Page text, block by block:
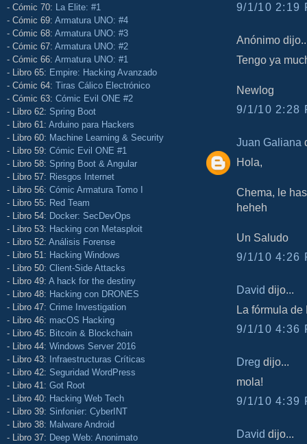
- Cómic 70: La Elite: #1
- Cómic 69: Armatura UNO: #4
- Cómic 68: Armatura UNO: #3
- Cómic 67: Armatura UNO: #2
- Cómic 66: Armatura UNO: #1
- Libro 65: Empire: Hacking Avanzado
- Cómic 64: Tiras Cálico Electrónico
- Cómic 63: Cómic Evil ONE #2
- Libro 62: Spring Boot
- Libro 61: Arduino para Hackers
- Libro 60: Machine Learning & Security
- Libro 59: Cómic Evil ONE #1
- Libro 58: Spring Boot & Angular
- Libro 57: Riesgos Internet
- Libro 56: Cómic Armatura Tomo I
- Libro 55: Red Team
- Libro 54: Docker: SecDevOps
- Libro 53: Hacking con Metasploit
- Libro 52: Análisis Forense
- Libro 51: Hacking Windows
- Libro 50: Client-Side Attacks
- Libro 49: A hack for the destiny
- Libro 48: Hacking con DRONES
- Libro 47: Crime Investigation
- Libro 46: macOS Hacking
- Libro 45: Bitcoin & Blockchain
- Libro 44: Windows Server 2016
- Libro 43: Infraestructuras Críticas
- Libro 42: Seguridad WordPress
- Libro 41: Got Root
- Libro 40: Hacking Web Tech
- Libro 39: Sinfonier: CyberINT
- Libro 38: Malware Android
- Libro 37: Deep Web: Anonimato
9/1/10 2:19
Anónimo
Tengo ya
Newlog
9/1/10 2:28
Juan Galiana
Hola,
Chema, le
heheh
Un Saludo
9/1/10 4:26
David dijo...
La fórmula
9/1/10 4:36
Dreg dijo...
mola!
9/1/10 4:39
David dijo...